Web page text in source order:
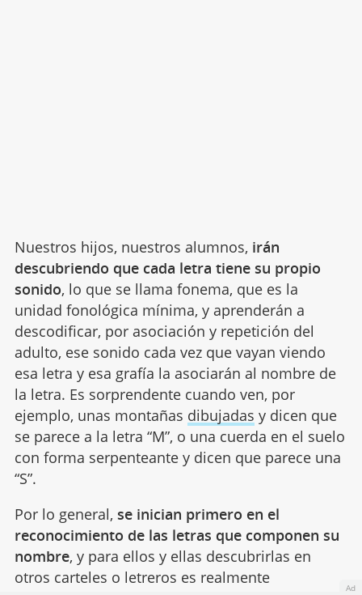
Nuestros hijos, nuestros alumnos, irán
descubriendo que cada letra tiene su propio
sonido, lo que se llama fonema, que es la
unidad fonológica mínima, y aprenderán a
descodificar, por asociación y repetición del
adulto, ese sonido cada vez que vayan viendo
esa letra y esa grafía la asociarán al nombre de
la letra. Es sorprendente cuando ven, por
ejemplo, unas montañas dibujadas y dicen que
se parece a la letra “M”, o una cuerda en el suelo
con forma serpenteante y dicen que parece una
“S”.
Por lo general, se inician primero en el
reconocimiento de las letras que componen su
nombre, y para ellos y ellas descubrirlas en
otros carteles o letreros es realmente
Ad